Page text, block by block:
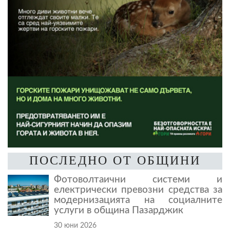
ПОСЛЕДНО ОТ ОБЩИНИ
Фотоволтаични системи и
електрически превозни средства за
модернизацията на социалните
услуги в община Пазарджик
30 юни 2026